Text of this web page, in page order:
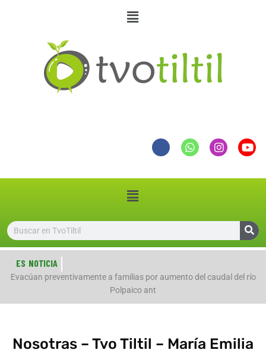
ES NOTICIA
Evacúan preventivamente a familias por aumento del caudal del río
Polpaico ant
Nosotras – Tvo Tiltil – María Emilia